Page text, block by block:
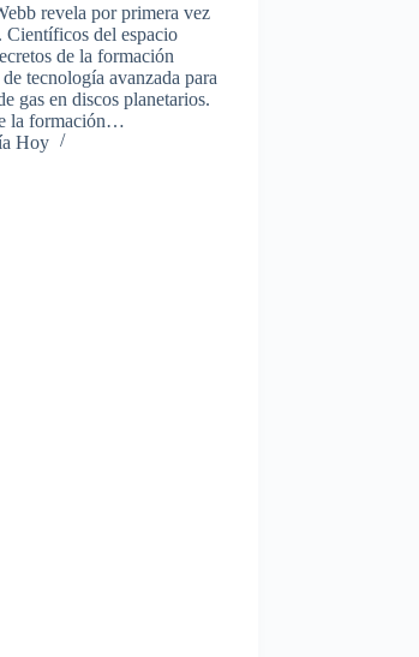
revela por primera vez
Científicos del espacio
de la formación
tecnología avanzada para
gas en discos planetarios.
la formación…
Hoy